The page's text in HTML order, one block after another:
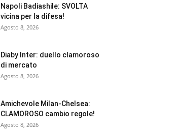
Napoli Badiashile: SVOLTA
vicina per la difesa!
Agosto 8, 2026
Diaby Inter: duello clamoroso
di mercato
Agosto 8, 2026
Amichevole Milan-Chelsea:
CLAMOROSO cambio regole!
Agosto 8, 2026